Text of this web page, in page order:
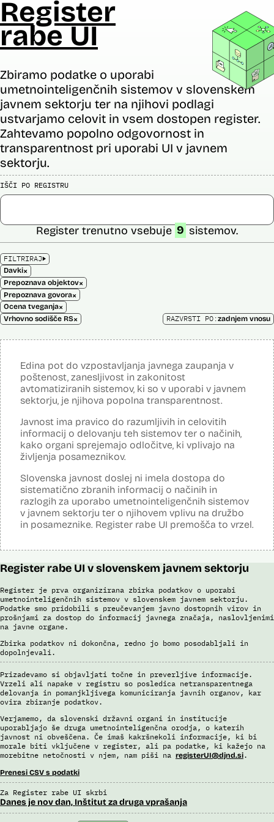
Register
rabe UI
Zbiramo podatke o uporabi
umetnointeligenčnih sistemov v slovenskem
javnem sektorju ter na njihovi podlagi
ustvarjamo celovit in vsem dostopen register.
Zahtevamo popolno odgovornost in
transparentnost pri uporabi UI v javnem
sektorju.
IŠČI PO REGISTRU
FILTRIRAJ
Davki×
Prepoznava objektov×
Prepoznava govora×
Ocena tveganja×
Vrhovno sodišče RS×
Register trenutno vsebuje 9 sistemov.
RAZVRSTI PO:zadnjem vnosu
Edina pot do vzpostavljanja javnega zaupanja v
poštenost, zanesljivost in zakonitost
avtomatiziranih sistemov, ki so v uporabi v javnem
sektorju, je njihova popolna transparentnost.
Javnost ima pravico do razumljivih in celovitih
informacij o delovanju teh sistemov ter o načinih,
kako organi sprejemajo odločitve, ki vplivajo na
življenja posameznikov.
Slovenska javnost doslej ni imela dostopa do
sistematično zbranih informacij o načinih in
razlogih za uporabo umetnointeligenčnih sistemov
v javnem sektorju ter o njihovem vplivu na družbo
in posameznike. Register rabe UI premošča to vrzel.
Register rabe UI v slovenskem javnem sektorju
Register je prva organizirana zbirka podatkov o uporabi
umetnointeligenčnih sistemov v slovenskem javnem sektorju.
Podatke smo pridobili s preučevanjem javno dostopnih virov in
prošnjami za dostop do informacij javnega značaja, naslovljenimi
na javne organe.
Zbirka podatkov ni dokončna, redno jo bomo posodabljali in
dopolnjevali.
Prizadevamo si objavljati točne in preverljive informacije.
Vrzeli ali napake v registru so posledica netransparentnega
delovanja in pomanjkljivega komuniciranja javnih organov, kar
ovira zbiranje podatkov.
Verjamemo, da slovenski državni organi in institucije
uporabljajo še druga umetnointeligenčna orodja, o katerih
javnost ni obveščena. Če imaš kakršnekoli informacije, ki bi
morale biti vključene v register, ali pa podatke, ki kažejo na
morebitne netočnosti v njem, nam piši na registerUI@djnd.si.
Prenesi CSV s podatki
Za Register rabe UI skrbi
Danes je nov dan, Inštitut za druga vprašanja